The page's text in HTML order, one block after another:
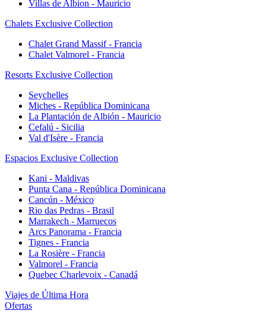
Villas de Albion - Mauricio
Chalets Exclusive Collection
Chalet Grand Massif - Francia
Chalet Valmorel - Francia
Resorts Exclusive Collection
Seychelles
Miches - República Dominicana
La Plantación de Albión - Mauricio
Cefalú - Sicilia
Val d'Isère - Francia
Espacios Exclusive Collection
Kani - Maldivas
Punta Cana - República Dominicana
Cancún - México
Rio das Pedras - Brasil
Marrakech - Marruecos
Arcs Panorama - Francia
Tignes - Francia
La Rosière - Francia
Valmorel - Francia
Quebec Charlevoix - Canadá
Viajes de Última Hora
Ofertas